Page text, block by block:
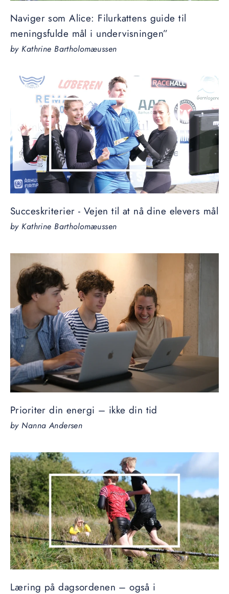
Naviger som Alice: Filurkattens guide til
meningsfulde mål i undervisningen”
by Kathrine Bartholomæussen
Succeskriterier - Vejen til at nå dine elevers mål
by Kathrine Bartholomæussen
Prioriter din energi – ikke din tid
by Nanna Andersen
Læring på dagsordenen – også i